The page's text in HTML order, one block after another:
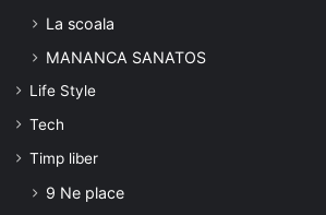
La scoala
MANANCA SANATOS
Life Style
Tech
Timp liber
9 Ne place